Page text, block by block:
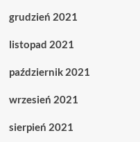
grudzień 2021
listopad 2021
październik 2021
wrzesień 2021
sierpień 2021